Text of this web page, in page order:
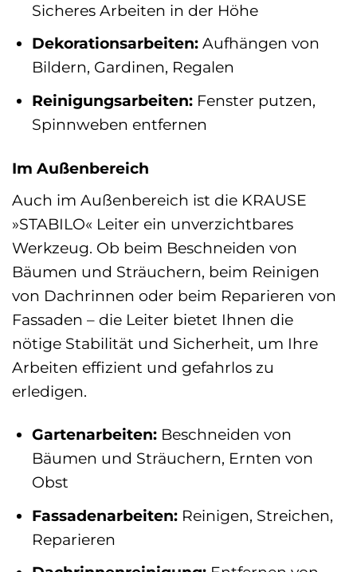
Sicheres Arbeiten in der Höhe
Dekorationsarbeiten:Aufhängen von
Bildern, Gardinen, Regalen
Reinigungsarbeiten:Fenster putzen,
Spinnweben entfernen
Im Außenbereich
Auch im Außenbereich ist die KRAUSE
»STABILO« Leiter ein unverzichtbares
Werkzeug. Ob beim Beschneiden von
Bäumen und Sträuchern, beim Reinigen
von Dachrinnen oder beim Reparieren von
Fassaden – die Leiter bietet Ihnen die
nötige Stabilität und Sicherheit, um Ihre
Arbeiten effizient und gefahrlos zu
erledigen.
Gartenarbeiten:Beschneiden von
Bäumen und Sträuchern, Ernten von
Obst
Fassadenarbeiten:Reinigen, Streichen,
Reparieren